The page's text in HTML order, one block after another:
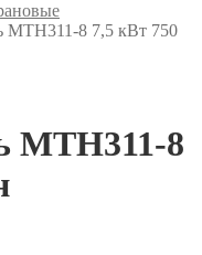
МТН311-8 7,5 кВт 750
МТН311-8